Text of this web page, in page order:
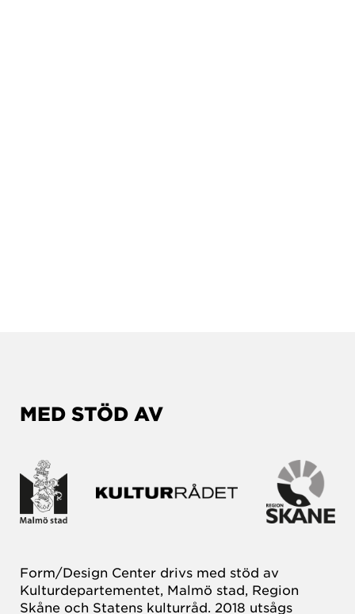
MED STÖD AV
Form/Design Center drivs med stöd av
Kulturdepartementet, Malmö stad, Region
Skåne och Statens kulturråd. 2018 utsågs